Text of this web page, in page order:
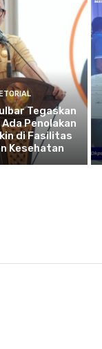
Tegaskan
Penolakan
di Fasilitas
Kesehatan